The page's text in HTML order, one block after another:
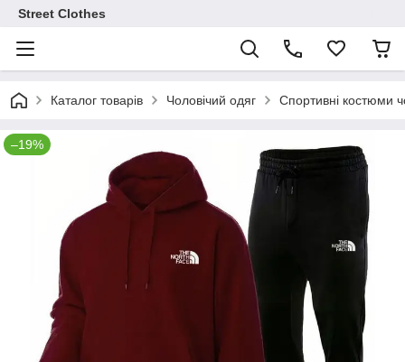
Street Clothes
Каталог товарів Чоловічий одяг Спортивні костюми
–19%